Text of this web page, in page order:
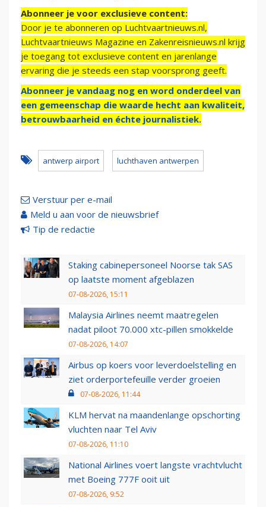
Abonneer je voor exclusieve content:
Door je te abonneren op Luchtvaartnieuws.nl,
Luchtvaartnieuws Magazine en Zakenreisnieuws.nl krijg
je toegang tot exclusieve content en jarenlange
ervaring die je steeds een stap voorsprong geeft.
Abonneer je vandaag nog en word onderdeel van
een gemeenschap die waarde hecht aan kwaliteit,
betrouwbaarheid en échte journalistiek.
antwerp airport luchthaven antwerpen
Verstuur per e-mail
Meld u aan voor de nieuwsbrief
Tip de redactie
Staking cabinepersoneel Noorse tak SAS
op laatste moment afgeblazen
07-08-2026, 15:11
Malaysia Airlines neemt maatregelen
nadat piloot 70.000 xtc-pillen smokkelde
07-08-2026, 14:07
Airbus op koers voor leverdoelstelling en
ziet orderportefeuille verder groeien
07-08-2026, 11:44
KLM hervat na maandenlange opschorting
vluchten naar Tel Aviv
07-08-2026, 11:10
National Airlines voert langste vrachtvlucht
met Boeing 777F ooit uit
07-08-2026, 9:52